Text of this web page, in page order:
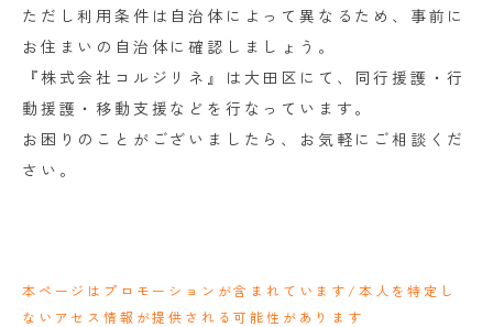
ただし利用条件は自治体によって異なるため、事前に
お住まいの自治体に確認しましょう。
『株式会社コルジリネ』は大田区にて、同行援護・行
動援護・移動支援などを行なっています。
お困りのことがございましたら、お気軽にご相談くだ
さい。
本ページはプロモーションが含まれています/本人を特定し
ないアセス情報が提供される可能性があります